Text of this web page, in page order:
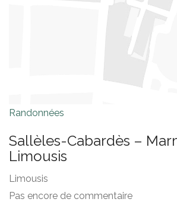
Randonnées
Sallèles-Cabardès –
Limousis
Limousis
Pas encore de commentaire